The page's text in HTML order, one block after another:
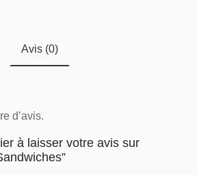
Avis (0)
d’avis.
à laisser votre avis sur